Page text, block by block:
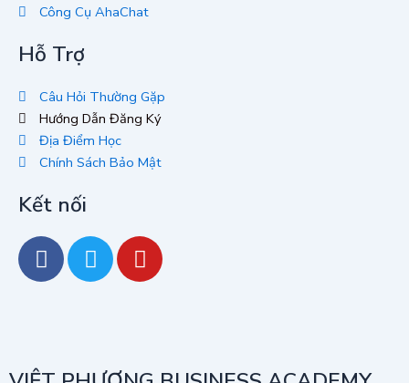
Công Cụ AhaChat
Hỗ Trợ
Câu Hỏi Thường Gặp
Hướng Dẫn Đăng Ký
Địa Điểm Học
Chính Sách Bảo Mật
Kết nối
F
a
c
T
w
i
Y
o
u